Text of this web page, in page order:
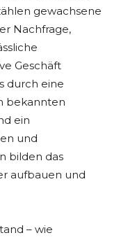
gewachsene
Nachfrage,
Geschäft
durch eine
bekannten
ein
und
bilden das
aufbauen und
– wie